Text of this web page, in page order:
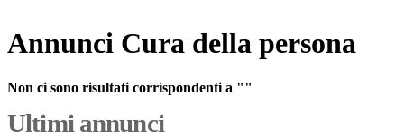
Annunci Cura della persona
Non ci sono risultati corrispondenti a ""
Ultimi annunci